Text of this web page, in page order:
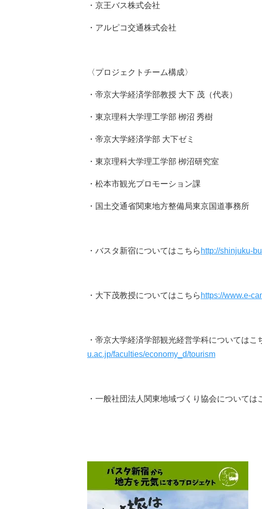
・京王バス株式会社
・アルピコ交通株式会社
〈プロジェクトチーム構成〉
・帝京大学経済学部教授 大下 茂（代表）
・東京理科大学理工学部 栁沼 秀樹
・帝京大学経済学部 大下ゼミ
・東京理科大学理工学部 栁沼研究室
・松本市観光プロモーション課
・国土交通省関東地方整備局東京国道事務所
・バスタ新宿についてはこちら http://shinjuku-
・大下茂教授についてはこちら https://www.e-
・帝京大学経済学部観光経営学科についてはこ
u.ac.jp/faculties/economy_d/tourism
・一般社団法人関東地域づくり協会については